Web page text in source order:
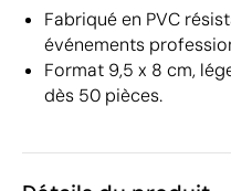
Fabriqué en PVC
événements
Format 9,5 x 8 cm,
dès 50 pièces.